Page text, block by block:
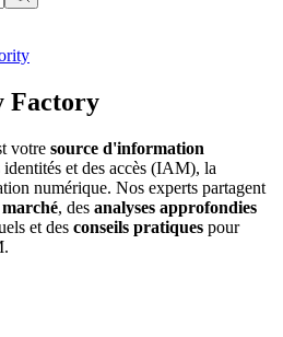
Factory
votre source d'information
identités et des accès (IAM), la
numérique. Nos experts partagent
, des analyses approfondies
et des conseils pratiques pour